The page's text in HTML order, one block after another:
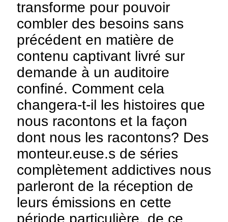
transforme pour pouvoir
combler des besoins sans
précédent en matière de
contenu captivant livré sur
demande à un auditoire
confiné. Comment cela
changera-t-il les histoires que
nous racontons et la façon
dont nous les racontons? Des
monteur.euse.s de séries
complètement addictives nous
parleront de la réception de
leurs émissions en cette
période particulière, de ce